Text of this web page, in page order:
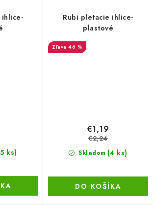
ihlice-
ks)
Rubi pletacie ihlice-
plastové
46 %
Skladom (4 ks)
€1,19
€2,24
DO KOŠÍKA